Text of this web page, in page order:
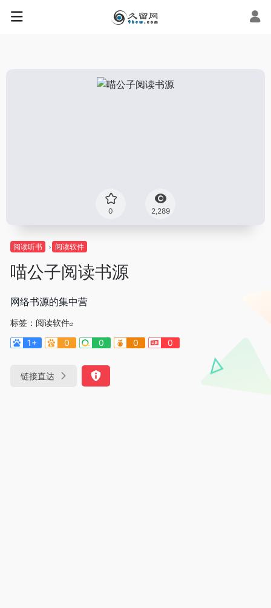
0 2,289
阅读听书 阅读软件
喵公子阅读书源
网络书源的集中营
标签： 阅读软件
1+
0 0 0 0
链接直达